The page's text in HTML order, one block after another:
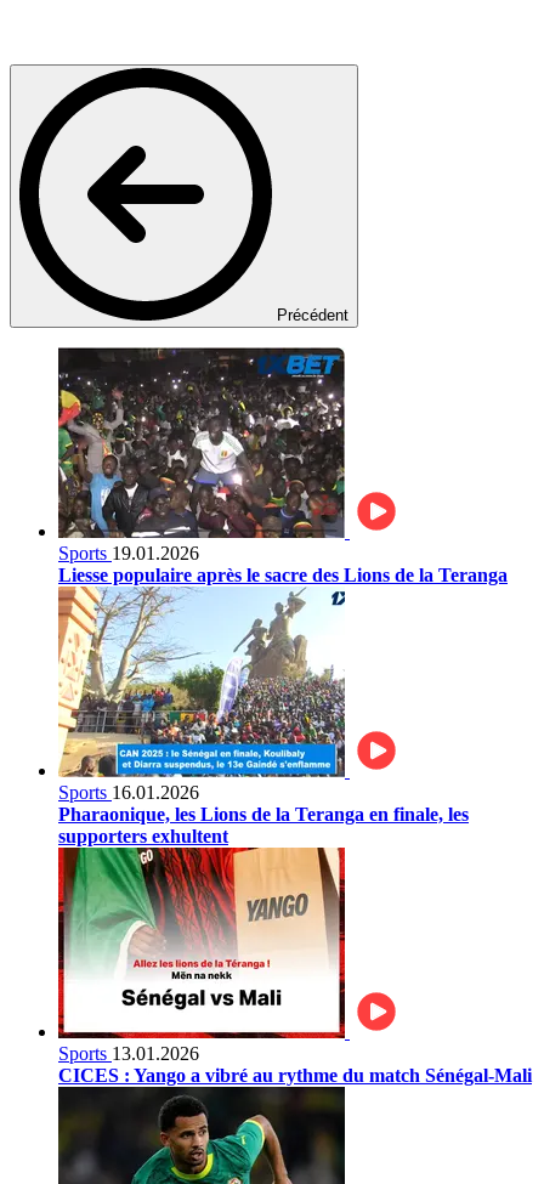
Précédent
Sports 19.01.2026
Liesse populaire après le sacre des Lions de la Teranga
Sports 16.01.2026
Pharaonique, les Lions de la Teranga en finale, les
supporters exhultent
Sports 13.01.2026
CICES : Yango a vibré au rythme du match Sénégal-Mali